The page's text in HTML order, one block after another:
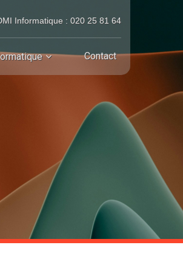
Informatique : 020 25 81 64
Contact